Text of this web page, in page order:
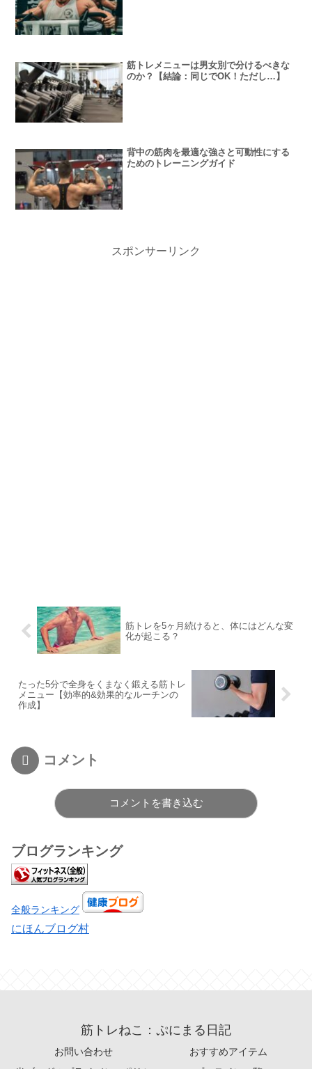
筋トレメニューは男女別で分けるべきな
のか？【結論：同じでOK！ただし…】
背中の筋肉を最適な強さと可動性にする
ためのトレーニングガイド
スポンサーリンク
筋トレを5ヶ月続けると、体にはどんな変
化が起こる？
たった5分で全身をくまなく鍛える筋トレ
メニュー【効率的&効果的なルーチンの
作成】
コメント
コメントを書き込む
ブログランキング
全般ランキング
にほんブログ村
筋トレねこ：ぷにまる日記
お問い合わせ
おすすめアイテム